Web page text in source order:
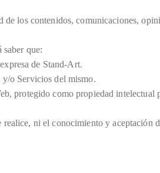
los contenidos, comunicaciones,
que:
de Stand-Art.
o Servicios del mismo.
protegido como propiedad intelectual
ni el conocimiento y aceptación